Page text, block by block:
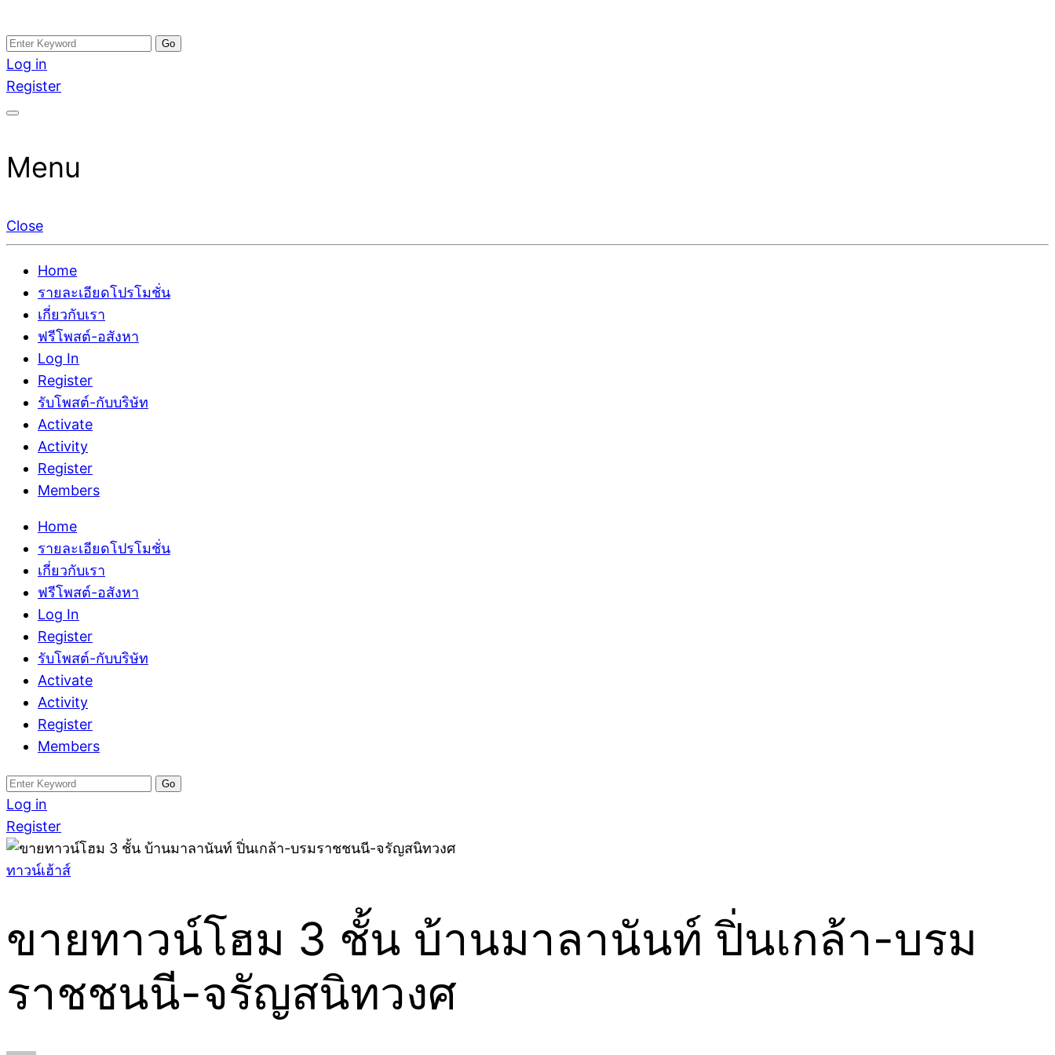
Skip
to
content
อสังหาโพสต์ รีวิวเยอะ รับจ้างโพสต์ขายบ้าน รับจ้างโพสต์อสังหา แตกต่างอย่างตั้งใจ รับรองผล อันดับ1 การโพสต์ขายอสังหา กับทีมงานบริษัท บ้าน ที่ดิน คอนโด
ติดGoogleหน้าแรกได้จริงๆ ใน 7 วัน
รับจ้างโพสอสังหา ขายบ้าน อสังหาโพสต์ เชื่อถือได้จริง รับโพสต์ ที่ดิน กับทีมงานบริษัท ถูกและดีที่สุด ไม่มีค่านายหน้า ขายได้จริงๆ ช่วยสร้างโอกาสในการขายได้มากกว่า ที่
เดียว ที่กล้าการันตีผลงาน ประสบการณ์กว่า20ปี ทีมงานมืออาชีพ ช่วยคุณขายบ้านมานาน ตัวจริง
Search
for:
Log in
Register
Menu
Close
Home
รายละเอียดโปรโมชั่น
เกี่ยวกับเรา
ฟรีโพสต์-อสังหา
Log In
Register
รับโพสต์-กับบริษัท
Activate
Activity
Register
Members
Home
รายละเอียดโปรโมชั่น
เกี่ยวกับเรา
ฟรีโพสต์-อสังหา
Log In
Register
รับโพสต์-กับบริษัท
Activate
Activity
Register
Members
Search
for:
Log in
Register
ทาวน์เฮ้าส์
ขายทาวน์โฮม 3 ชั้น บ้านมาลานันท์ ปิ่นเกล้า-บรม
ราชชนนี-จรัญสนิทวงศ